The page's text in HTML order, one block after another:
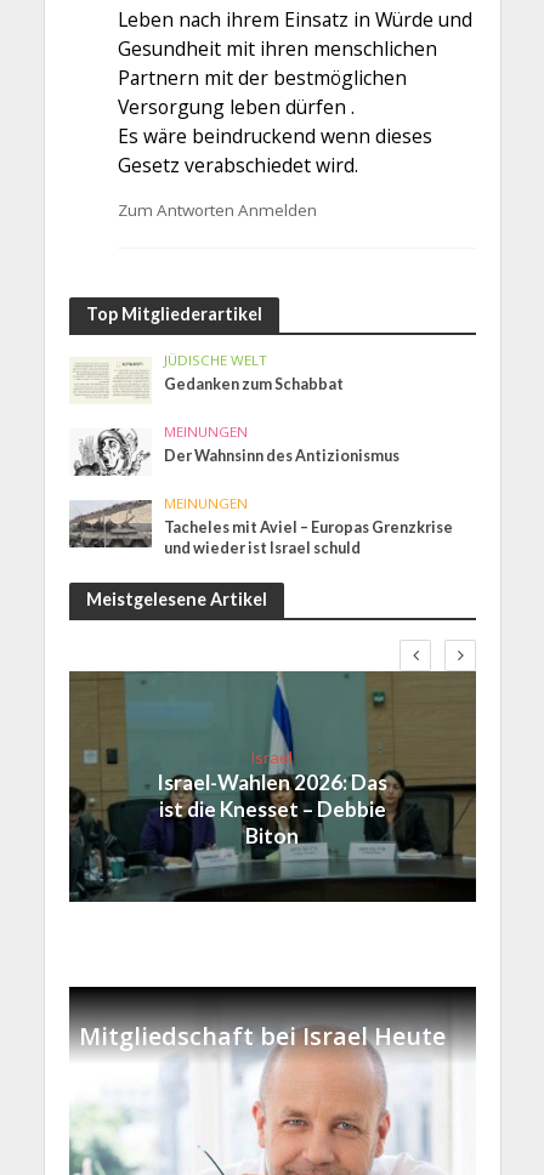
Leben nach ihrem Einsatz in Würde und
Gesundheit mit ihren menschlichen
Partnern mit der bestmöglichen
Versorgung leben dürfen .
Es wäre beindruckend wenn dieses
Gesetz verabschiedet wird.
Zum Antworten Anmelden
Top Mitgliederartikel
JÜDISCHE WELT
Gedanken zum Schabbat
MEINUNGEN
Der Wahnsinn des Antizionismus
MEINUNGEN
Tacheles mit Aviel – Europas Grenzkrise
und wieder ist Israel schuld
Meistgelesene Artikel
Israel
Israel-Wahlen 2026: Das
ist die Knesset – Debbie
Biton
Mitgliedschaft bei Israel Heute